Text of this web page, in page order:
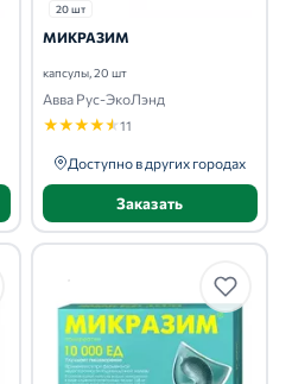
20 шт
МИКРАЗИМ
капсулы, 20 шт
Авва Рус-ЭкоЛэнд
★★★★★11
Доступно в других городах
Заказать